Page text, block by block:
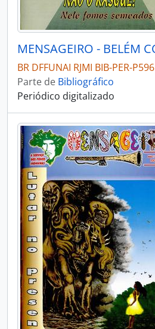
BR DFFUNAI RJMI BIB-PER-P596
Parte de Bibliográfico
Periódico digitalizado